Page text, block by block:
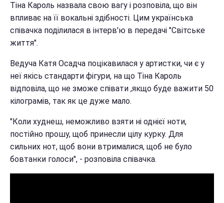
Тіна Кароль назвала свою вагу і розповіла, що він
впливає на її вокальні здібності. Цим українська
співачка поділилася в інтерв'ю в передачі "Світське
життя".
Ведуча Катя Осадча поцікавилася у артистки, чи є у
неї якісь стандарти фігури, на що Тіна Кароль
відповіла, що не зможе співати ,якщо буде важити 50
кілограмів, так як це дуже мало.
"Коли худнеш, неможливо взяти ні однієї ноти,
постійно прошу, щоб принесли цілу курку. Для
сильних нот, щоб вони втрималися, щоб не було
бовтанки голоси", - розповіла співачка.